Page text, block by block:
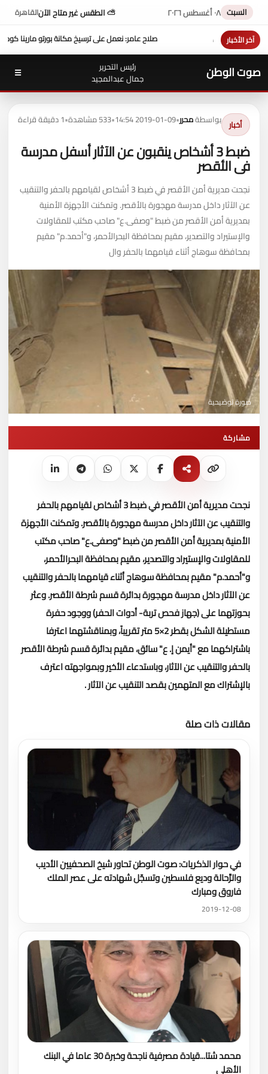
السبت ٠٨ أغسطس ٢٠٢٦ ⛅ الطقس غير متاح الآنالقاهرة
آخر الأخبار
صلاح عامر: نعمل على ترسيخ مكانة بورتو مارينا كوجهة متكاملة لسياحة اليخوت في
صوت الوطن
رئيس التحرير
جمال عبدالمجيد
☰
أخبار بواسطةمحرر•
2019-01-09 14:54
•533 مشاهدة •1 دقيقة قراءة
ضبط 3 أشخاص ينقبون عن الآثار أسفل مدرسة
فى الأقصر
نجحت مديرية أمن الأقصر في ضبط 3 أشخاص لقيامهم بالحفر والتنقيب
عن الآثار داخل مدرسة مهجورة بالأقصر. وتمكنت الأجهزة الأمنية
بمديرية أمن الأقصر من ضبط "وصفى.ع" صاحب مكتب للمقاولات
والإستيراد والتصدير، مقيم بمحافظة البحرالأحمر، و"أحمد.م" مقيم
بمحافظة سوهاج أثناء قيامهما بالحفر وال
صورة توضيحية
مشاركة
نجحت مديرية أمن الأقصر في ضبط 3 أشخاص لقيامهم بالحفر
والتنقيب عن الآثار داخل مدرسة مهجورة بالأقصر.وتمكنت الأجهزة
الأمنية بمديرية أمن الأقصر من ضبط "وصفى.ع" صاحب مكتب
للمقاولات والإستيراد والتصدير، مقيم بمحافظة البحرالأحمر،
و"أحمد.م" مقيم بمحافظة سوهاج أثناء قيامهما بالحفر والتنقيب
عن الآثار داخل مدرسة مهجورة بدائرة قسم شرطة الأقصر.وعثر
بحوزتهما على (جهاز فحص تربة- أدوات الحفر) ووجود حفرة
مستطيلة الشكل بقطر 2×5 متر تقريباً، وبمناقشتهما اعترفا
باشتراكهما مع "أيمن إ. ع" سائق، مقيم بدائرة قسم شرطة الأقصر
بالحفر والتنقيب عن الآثار، وباستدعاء الأخير وبمواجهته اعترف
بالإشتراك مع المتهمين بقصد التنقيب عن الآثار .
مقالات ذات صلة
في حوار الذكريات: صوت الوطن تحاور شيخ الصحفيين الأديب
والرَّحالة وديع فلسطين وتسجّل شهادته على عصر الملك
فاروق ومبارك
2019-12-08
محمد شتا...قيادة مصرفية ناجحة وخبرة 30 عاما في البنك
الأهلى